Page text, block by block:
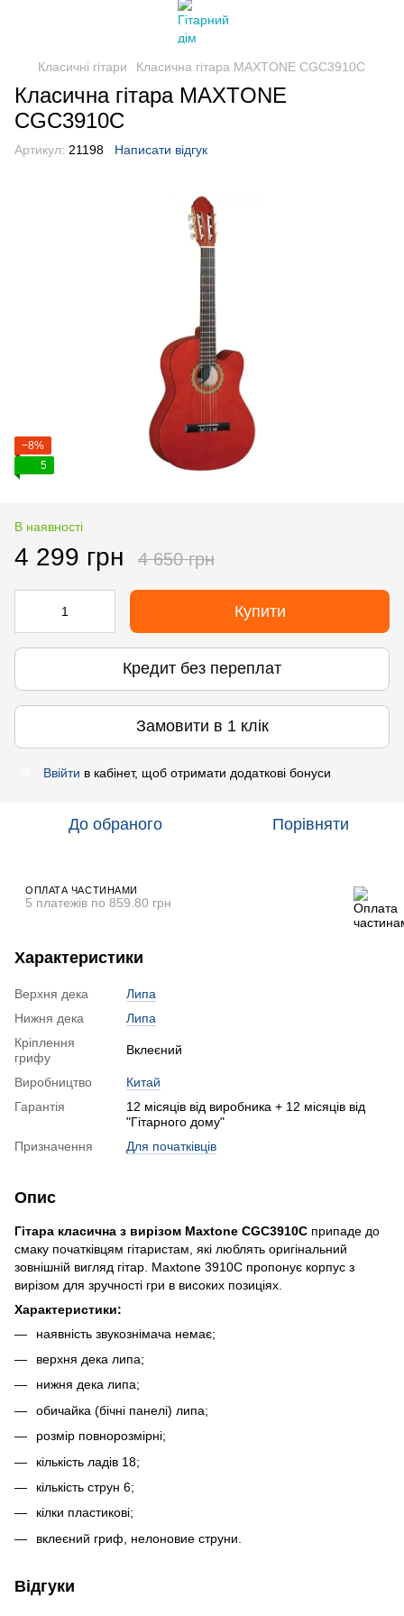
Класичні гітари Класична гітара MAXTONE CGC3910C
Класична гітара MAXTONE
CGC3910C
Артикул: 21198 Написати відгук
−8%
5
В наявності
4 299 грн 4 650 грн
Купити
Кредит без переплат
Замовити в 1 клік
Ввійти в кабінет, щоб отримати додаткові бонуси
До обраного Порівняти
ОПЛАТА ЧАСТИНАМИ
5 платежів по 859.80 грн
Характеристики
Верхня дека
Липа
Нижня дека
Липа
Кріплення
грифу
Вклеєний
Виробництво
Китай
Гарантія
12 місяців від виробника + 12 місяців від
"Гітарного дому"
Призначення
Для початківців
Опис
Гітара класична з вирізом Maxtone CGC3910C припаде до
смаку початківцям гітаристам, які люблять оригінальний
зовнішній вигляд гітар. Maxtone 3910C пропонує корпус з
вирізом для зручності гри в високих позиціях.
Характеристики:
наявність звукознімача немає;
верхня дека липа;
нижня дека липа;
обичайка (бічні панелі) липа;
розмір повнорозмірні;
кількість ладів 18;
кількість струн 6;
кілки пластикові;
вклеєний гриф, нелоновие струни.
Відгуки